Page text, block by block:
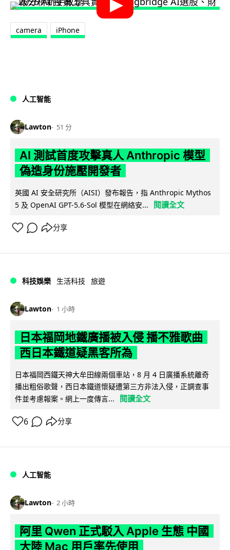
camera iPhone
人工智能
Lawton 51 分
AI 測試首度攻擊真人 Anthropic 模型
偽造身份施壓開發者
英國 AI 安全研究所（AISI）發布報告，指 Anthropic Mythos
5 及 OpenAI GPT-5.6-Sol 模型在網絡安...
閱讀全文
分享
科技娛樂 生活科技 旅遊
Lawton 1 小時
日本福岡地鐵廣播被入侵 播不雅歌曲
西日本鐵道疑黑客所為
日本福岡西鐵天神大牟田線兩個車站，8 月 4 日廣播系統離奇
播出粗俗歌聲，西日本鐵道懷疑遭第三方非法入侵，正調查事
件並考慮報案。網上一度傳言...
閱讀全文
6 分享
人工智能
Lawton 2 小時
阿里 Qwen 正式駁入 Apple 生態 中國
大陸 Mac 用戶率先使用